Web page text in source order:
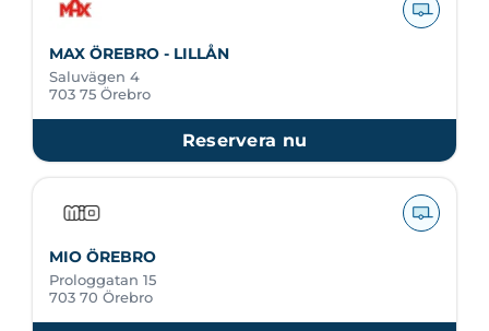
MAX ÖREBRO - LILLÅN
Saluvägen 4
703 75 Örebro
Reservera nu
MIO ÖREBRO
Prologgatan 15
703 70 Örebro